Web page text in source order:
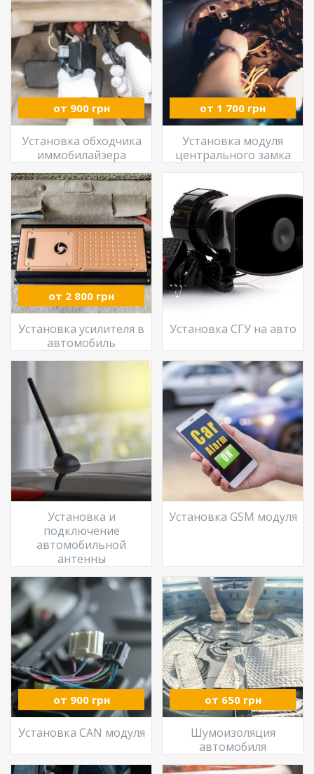
от 900 грн
Установка обходчика
иммобилайзера
от 1 700 грн
Установка модуля
центрального замка
от 2 800 грн
Установка усилителя в
автомобиль
Установка СГУ на авто
Установка и
подключение
автомобильной
антенны
Установка GSM модуля
от 900 грн
Установка CAN модуля
от 650 грн
Шумоизоляция
автомобиля